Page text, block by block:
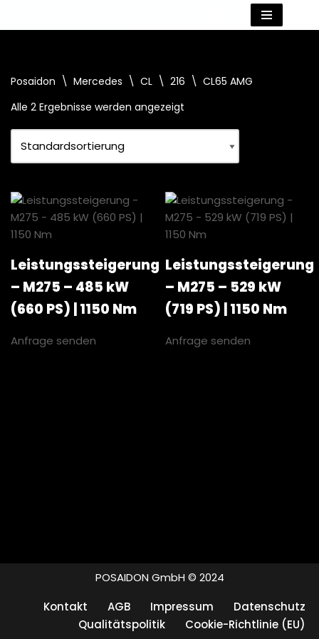
Posaidon \ Mercedes \ CL \ 216 \ CL65 AMG
Alle 2 Ergebnisse werden angezeigt
Leistungssteigerung
– M275 – 485 kW
(660 PS) | 1150 Nm
Anfrage senden
Leistungssteigerung
– M275 – 529 kW
(719 PS) | 1150 Nm
Anfrage senden
POSAIDON GmbH © 2024
Kontakt
AGB Impressum
Datenschutz
Qualitätspolitik
Cookie-Richtlinie (EU)